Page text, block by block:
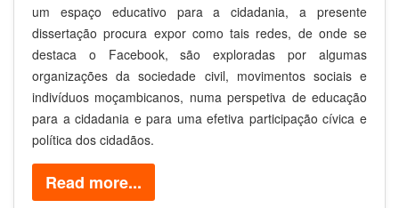
um espaço educativo para a cidadania, a presente
dissertação procura expor como tais redes, de onde se
destaca o Facebook, são exploradas por algumas
organizações da sociedade civil, movimentos sociais e
indivíduos moçambicanos, numa perspetiva de educação
para a cidadania e para uma efetiva participação cívica e
política dos cidadãos.
Read more...